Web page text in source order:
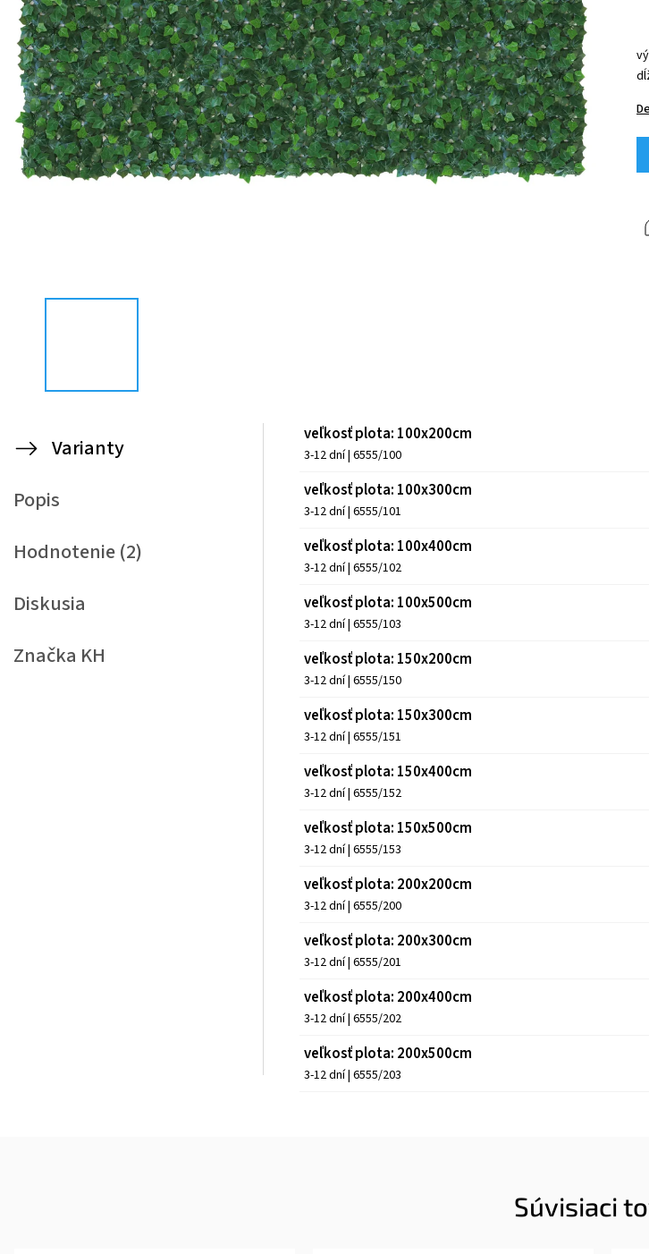
Varianty
Popis
Hodnotenie (2)
Diskusia
Značka KH
veľkosť plota: 100x200cm
3-12 dní| 6555/100
veľkosť plota: 100x300cm
3-12 dní| 6555/101
veľkosť plota: 100x400cm
3-12 dní| 6555/102
veľkosť plota: 100x500cm
3-12 dní| 6555/103
veľkosť plota: 150x200cm
3-12 dní| 6555/150
veľkosť plota: 150x300cm
3-12 dní| 6555/151
veľkosť plota: 150x400cm
3-12 dní| 6555/152
veľkosť plota: 150x500cm
3-12 dní| 6555/153
veľkosť plota: 200x200cm
3-12 dní| 6555/200
veľkosť plota: 200x300cm
3-12 dní| 6555/201
veľkosť plota: 200x400cm
3-12 dní| 6555/202
veľkosť plota: 200x500cm
3-12 dní| 6555/203
Súvisiaci